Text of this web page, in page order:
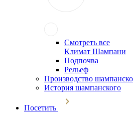
Смотреть все
Климат Шампани
Подпочва
Рельеф
Производство
История шампанского
Посетить